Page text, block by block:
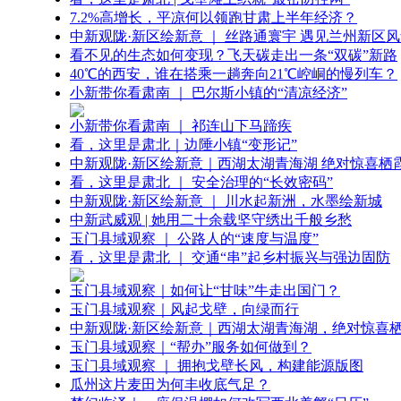
7.2%高增长，平凉何以领跑甘肃上半年经济？
中新观陇·新区绘新意 ｜ 丝路通寰宇 遇见兰州新区
看不见的生态如何变现？飞天碳走出一条“双碳”新路
40℃的西安，谁在搭乘一趟奔向21℃崆峒的慢列车？
小新带你看肃南 ｜ 巴尔斯小镇的“清凉经济”
小新带你看肃南 ｜ 祁连山下马蹄疾
看，这里是肃北｜边陲小镇“变形记”
中新观陇·新区绘新意｜西湖太湖青海湖 绝对惊喜栖
看，这里是肃北 ｜ 安全治理的“长效密码”
中新观陇·新区绘新意 ｜ 川水起新洲，水墨绘新城
中新武威观 | 她用二十余载坚守绣出千般乡愁
玉门县域观察 ｜ 公路人的“速度与温度”
看，这里是肃北 ｜ 交通“串”起乡村振兴与强边固防
玉门县域观察｜如何让“甘味”牛走出国门？
玉门县域观察｜风起戈壁，向绿而行
中新观陇·新区绘新意｜西湖太湖青海湖，绝对惊喜
玉门县域观察｜“帮办”服务如何做到？
玉门县域观察 ｜ 拥抱戈壁长风，构建能源版图
瓜州这片麦田为何丰收底气足？